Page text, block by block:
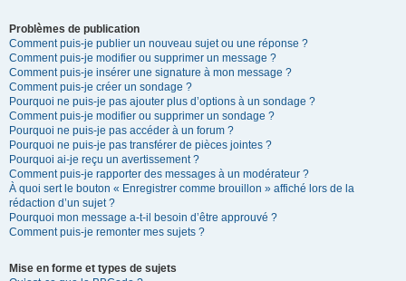
Problèmes de publication
Comment puis-je publier un nouveau sujet ou une réponse ?
Comment puis-je modifier ou supprimer un message ?
Comment puis-je insérer une signature à mon message ?
Comment puis-je créer un sondage ?
Pourquoi ne puis-je pas ajouter plus d’options à un sondage ?
Comment puis-je modifier ou supprimer un sondage ?
Pourquoi ne puis-je pas accéder à un forum ?
Pourquoi ne puis-je pas transférer de pièces jointes ?
Pourquoi ai-je reçu un avertissement ?
Comment puis-je rapporter des messages à un modérateur ?
À quoi sert le bouton « Enregistrer comme brouillon » affiché lors de la
rédaction d’un sujet ?
Pourquoi mon message a-t-il besoin d’être approuvé ?
Comment puis-je remonter mes sujets ?
Mise en forme et types de sujets